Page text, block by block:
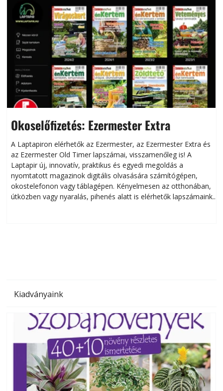
Okoselőfizetés: Ezermester Extra
A Laptapiron elérhetők az Ezermester, az Ezermester Extra és
az Ezermester Old Timer lapszámai, visszamenőleg is! A
Laptapir új, innovatív, praktikus és egyedi megoldás a
nyomtatott magazinok digitális olvasására számítógépen,
okostelefonon vagy táblagépen. Kényelmesen az otthonában,
útközben vagy nyaralás, pihenés alatt is elérhetők lapszámaink.
Kiadványaink